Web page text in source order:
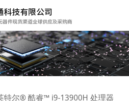
特尔® 酷睿™ i9-13900H 处理器